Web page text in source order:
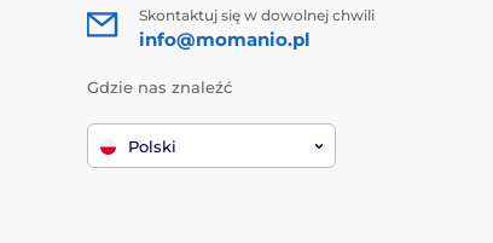
Skontaktuj się w dowolnej chwili
info@momanio.pl
Gdzie nas znaleźć
Polski